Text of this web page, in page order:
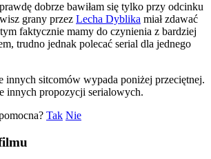
dobrze bawiłam się tylko przy odcinku
grany przez Lecha Dyblika miał zdawać
faktycznie mamy do czynienia z bardziej
trudno jednak polecać serial dla jednego
innych sitcomów wypada poniżej przeciętnej.
innych propozycji serialowych.
Tak Nie